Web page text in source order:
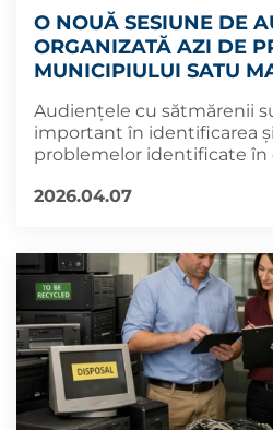
O NOUĂ SESIUNE DE
ORGANIZATĂ AZI DE
MUNICIPIULUI SATU
Audiențele cu sătmărenii
important în identificarea
problemelor identificate
2026.04.07